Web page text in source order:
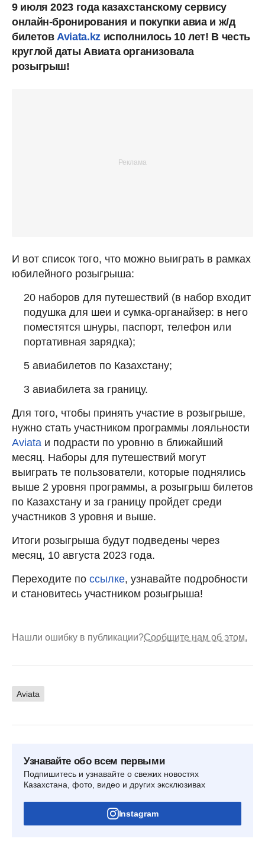
9 июля 2023 года казахстанскому сервису
онлайн-бронирования и покупки авиа и ж/д
билетов Aviata.kzисполнилось 10 лет! В честь
круглой даты Авиата организовала
розыгрыш!
И вот список того, что можно выиграть в рамках
юбилейного розыгрыша:
20 наборов для путешествий (в набор входит
подушка для шеи и сумка-органайзер: в него
поместятся шнуры, паспорт, телефон или
портативная зарядка);
5 авиабилетов по Казахстану;
3 авиабилета за границу.
Для того, чтобы принять участие в розыгрыше,
нужно стать участником программы лояльности
Aviata и подрасти по уровню в ближайший
месяц. Наборы для путешествий могут
выиграть те пользователи, которые поднялись
выше 2 уровня программы, а розыгрыш билетов
по Казахстану и за границу пройдет среди
участников 3 уровня и выше.
Итоги розыгрыша будут подведены через
месяц, 10 августа 2023 года.
Переходите по ссылке, узнавайте подробности
и становитесь участником розыгрыша!
Нашли ошибку в публикации?Сообщите нам об этом.
Aviata
Узнавайте обо всем первыми
Подпишитесь и узнавайте о свежих новостях
Казахстана, фото, видео и других эксклюзивах
Instagram